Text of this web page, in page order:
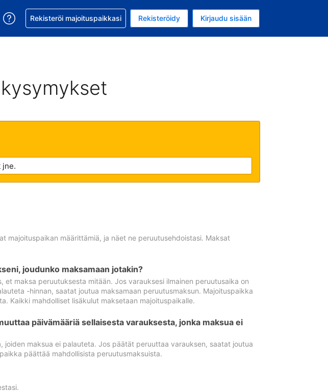
Tämänhetkinen valuutta on Yhdysvaltain dollari
kieli. Tämänhetkinen kieli on Suomi
Pyydä apua varauksesi kanssa
Rekisteröi majoituspaikkasi Rekisteröidy Kirjaudu sisään
majoituspaikan määrittämiä, ja näet ne peruutusehdoistasi. Maksat
joudunko maksamaan jotakin?
et maksa peruutuksesta mitään. Jos varauksesi ilmainen peruutusaika on
-hinnan, saatat joutua maksamaan peruutusmaksun. Majoituspaikka
Kaikki mahdolliset lisäkulut maksetaan majoituspaikalle.
päivämääriä sellaisesta varauksesta, jonka maksua ei
joiden maksua ei palauteta. Jos päätät peruuttaa varauksen, saatat joutua
päättää mahdollisista peruutusmaksuista.